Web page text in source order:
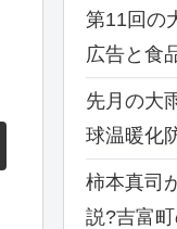
第11回の
広告と食
先月の大
球温暖化
柿本真司
説?吉富